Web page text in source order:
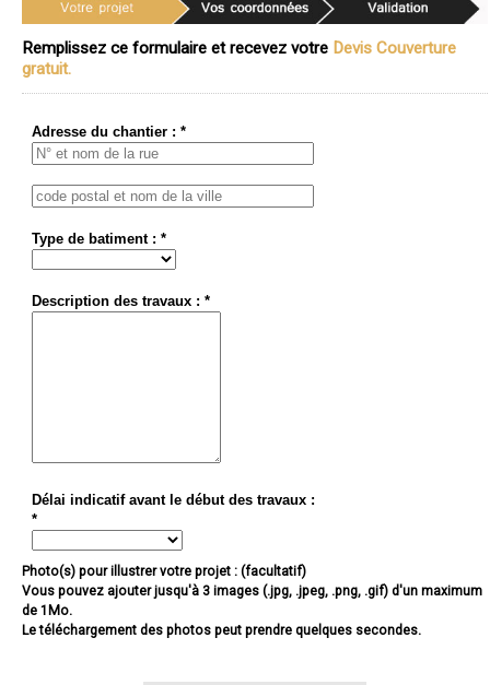
Remplissez ce formulaire et recevez votre Devis Couverture
gratuit.
Adresse du chantier : *
Type de batiment : *
Description des travaux : *
Délai indicatif avant le début des travaux :
*
Photo(s) pour illustrer votre projet : (facultatif)
Vous pouvez ajouter jusqu'à 3 images (.jpg, .jpeg, .png, .gif) d'un maximum
de 1Mo.
Le téléchargement des photos peut prendre quelques secondes.